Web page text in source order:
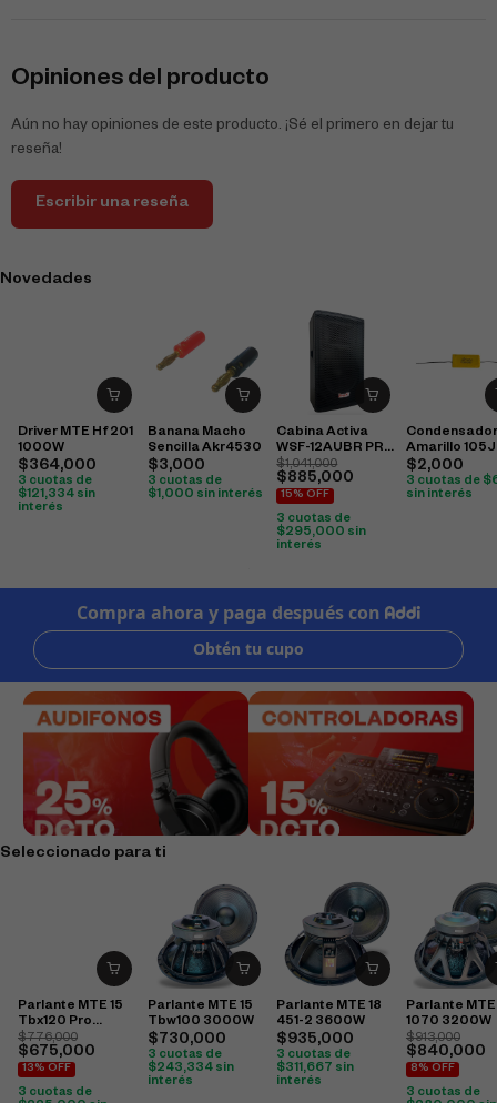
Opiniones del producto
Aún no hay opiniones de este producto. ¡Sé el primero en dejar tu
reseña!
Escribir una reseña
Novedades
Driver MTE Hf 201
1000W
$364,000
3 cuotas de
$121,334 sin
interés
Banana Macho
Sencilla Akr4530
$3,000
3 cuotas de
$1,000 sin interés
Cabina Activa
WSF-12AUBR PRO
DJ
$1,041,000
$885,000
15% OFF
3 cuotas de
$295,000 sin
interés
Condensador
Amarillo 105J
250V
$2,000
3 cuotas de $
sin interés
Seleccionado para ti
Parlante MTE 15
Tbx120 Pro
2400W
$776,000
$675,000
13% OFF
3 cuotas de
Parlante MTE 15
Tbw100 3000W
$ 730,000
3 cuotas de
$243,334sin
interés
Parlante MTE 18
451-2 3600W
$935,000
3 cuotas de
$311,667 sin
interés
Parlante MTE
1070 3200W
$913,000
$840,000
8% OFF
3 cuotas de